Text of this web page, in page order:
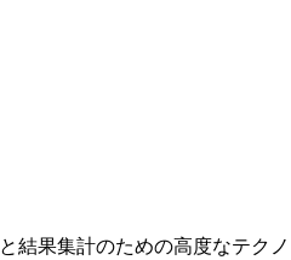
果集計のための高度なテク